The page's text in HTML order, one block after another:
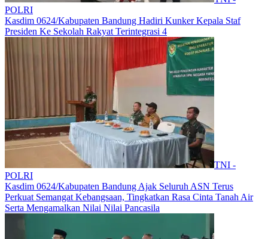
POLRI
Kasdim 0624/Kabupaten Bandung Hadiri Kunker Kepala Staf
Presiden Ke Sekolah Rakyat Terintegrasi 4
TNI -
POLRI
Kasdim 0624/Kabupaten Bandung Ajak Seluruh ASN Terus
Perkuat Semangat Kebangsaan, Tingkatkan Rasa Cinta Tanah Air
Serta Mengamalkan Nilai Nilai Pancasila